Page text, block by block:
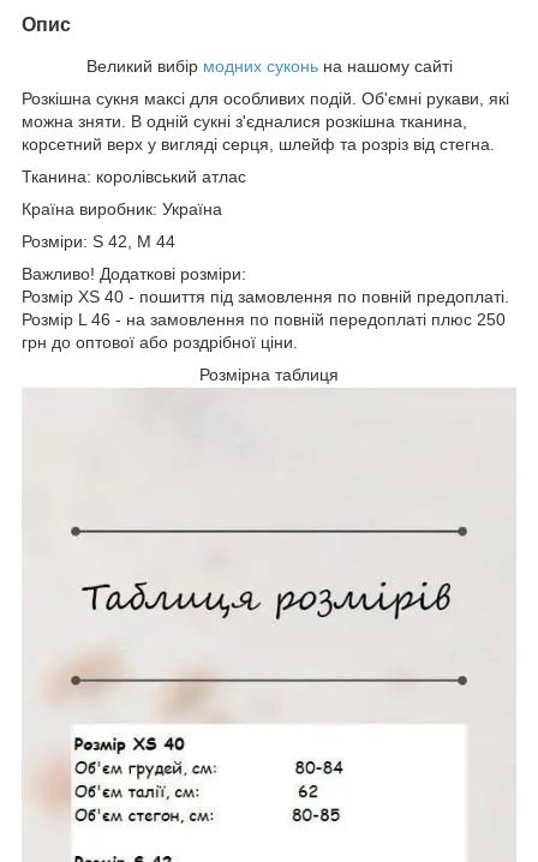
Опис
Великий вибір модних суконьна нашому сайті
Розкішна сукня максі для особливих подій. Об'ємні рукави, які
можна зняти. В одній сукні з'єдналися розкішна тканина,
корсетний верх у вигляді серця, шлейф та розріз від стегна.
Тканина: королівський атлас
Країна виробник: Україна
Розміри: S 42, М 44
Важливо! Додаткові розміри:
Розмір XS 40 - пошиття під замовлення по повній предоплаті.
Розмір L 46 - на замовлення по повній передоплаті плюс 250
грн до оптової або роздрібної ціни.
Розмірна таблиця